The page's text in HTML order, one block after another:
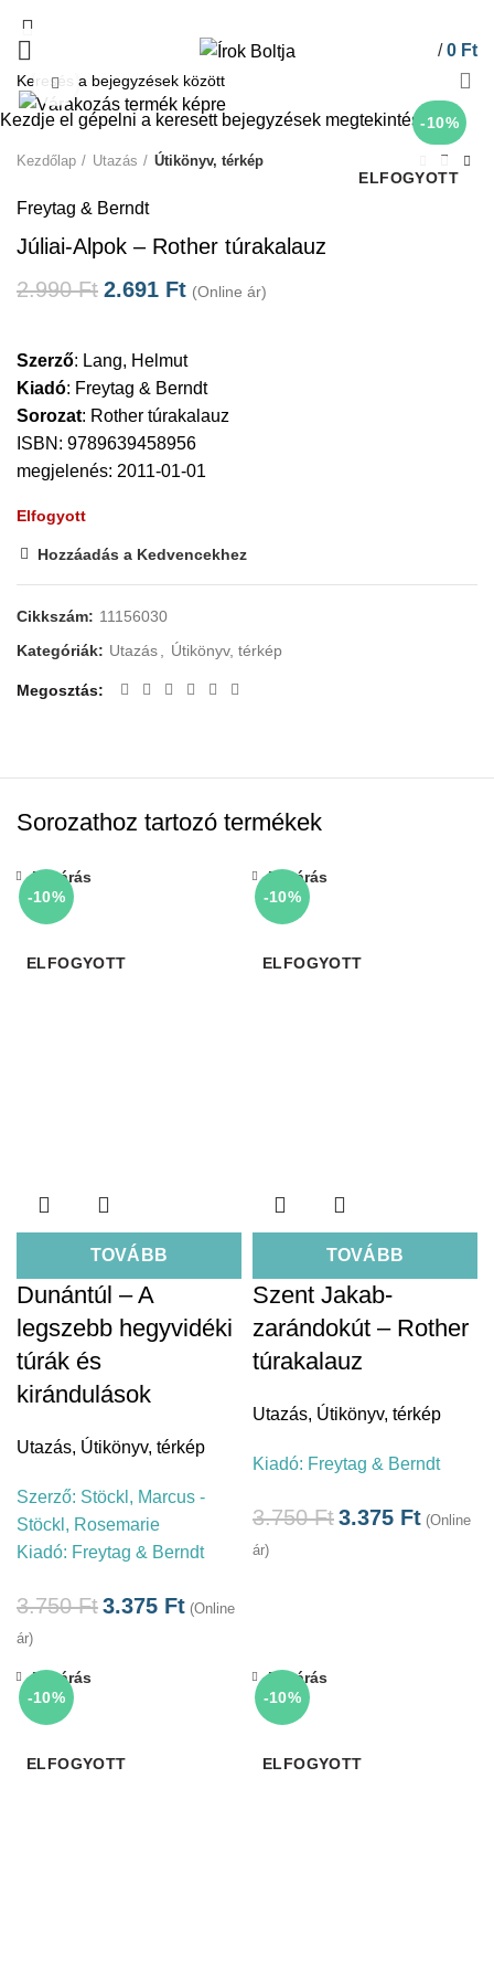
/ 0 Ft
-10%
ELFOGYOTT
Click to enlarge
Kezdőlap Utazás Útikönyv, térkép
Freytag & Berndt
Júliai-Alpok – Rother túrakalauz
2.990Ft 2.691 Ft (Online ár)
Szerző: Lang, Helmut
Kiadó: Freytag & Berndt
Sorozat: Rother túrakalauz
ISBN: 9789639458956
megjelenés: 2011-01-01
Elfogyott
Hozzáadás a Kedvencekhez
Cikkszám: 11156030
Kategóriák: Utazás, Útikönyv, térkép
Megosztás
Sorozathoz tartozó termékek
-10%
ELFOGYOTT
TOVÁBB
Bezárás
Dunántúl – A
legszebb hegyvidéki
túrák és
kirándulások
Utazás, Útikönyv, térkép
Szerző: Stöckl, Marcus -
Stöckl, Rosemarie
Kiadó: Freytag & Berndt
3.750Ft3.375 Ft (Online
ár)
-10%
ELFOGYOTT
TOVÁBB
Bezárás
Szent Jakab-
zarándokút – Rother
túrakalauz
Utazás, Útikönyv, térkép
Kiadó: Freytag & Berndt
3.750Ft3.375 Ft (Online
ár)
-10%
ELFOGYOTT
Bezárás
-10%
ELFOGYOTT
Bezárás
Kezdje el gépelni a keresett bejegyzések megtekintéséhez.